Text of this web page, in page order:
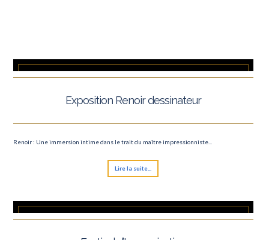
Exposition Renoir dessinateur
Renoir : Une immersion intime dans le trait du maître impressionniste...
Lire la suite...